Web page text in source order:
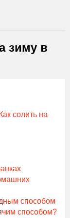
зиму в
солить на
способом
способом?